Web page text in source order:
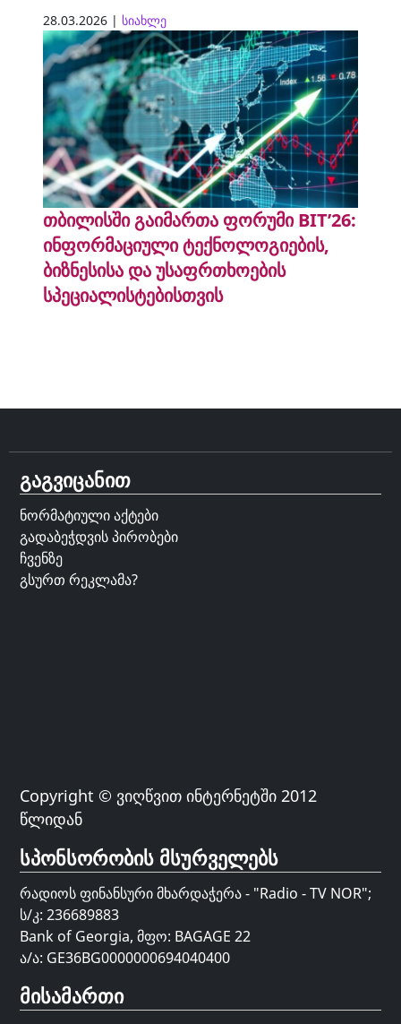
28.03.2026 | სიახლე
თბილისში გაიმართა ფორუმი BIT’26:
ინფორმაციული ტექნოლოგიების,
ბიზნესისა და უსაფრთხოების
სპეციალისტებისთვის
გაგვიცანით
ნორმატიული აქტები
გადაბეჭდვის პირობები
ჩვენზე
გსურთ რეკლამა?
Copyright © ვიღწვით ინტერნეტში 2012
წლიდან
სპონსორობის მსურველებს
რადიოს ფინანსური მხარდაჭერა - "Radio - TV NOR";
ს/კ: 236689883
Bank of Georgia, მფო: BAGAGE 22
ა/ა: GE36BG0000000694040400
მისამართი